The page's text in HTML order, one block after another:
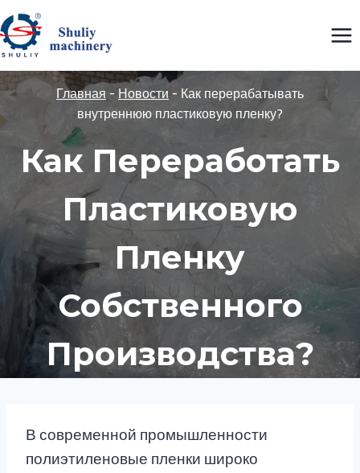
Перейти
к
содержимому
Главная - Новости - Как перерабатывать
внутреннюю пластиковую пленку?
Как Переработать
Пластиковую
Пленку
Собственного
Производства?
В современной промышленности
полиэтиленовые пленки широко